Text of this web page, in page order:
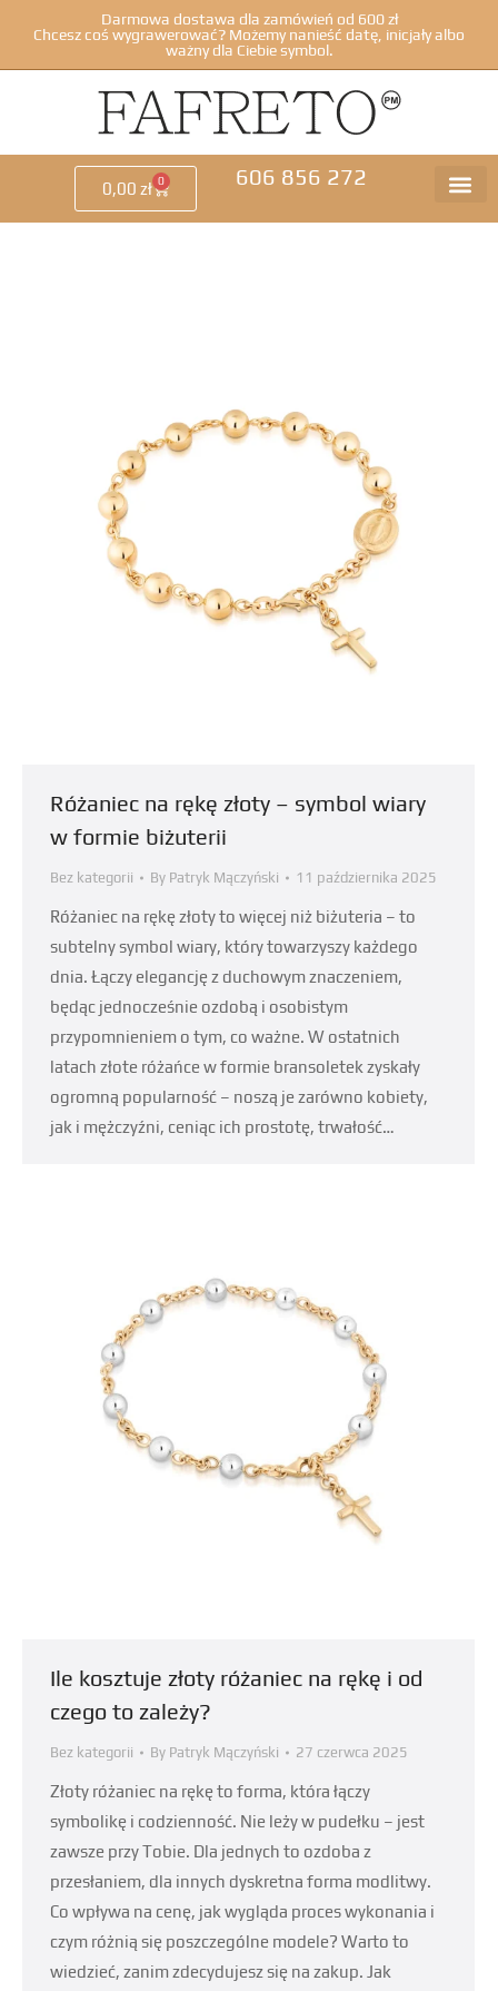
Darmowa dostawa dla zamówień od 600 zł
Chcesz coś wygrawerować? Możemy nanieść datę, inicjały albo
ważny dla Ciebie symbol.
0,00 zł 0 606 856 272
Różaniec na rękę złoty – symbol wiary
w formie biżuterii
Bez kategorii By Patryk Mączyński 11 października 2025
Różaniec na rękę złoty to więcej niż biżuteria – to
subtelny symbol wiary, który towarzyszy każdego
dnia. Łączy elegancję z duchowym znaczeniem,
będąc jednocześnie ozdobą i osobistym
przypomnieniem o tym, co ważne. W ostatnich
latach złote różańce w formie bransoletek zyskały
ogromną popularność – noszą je zarówno kobiety,
jak i mężczyźni, ceniąc ich prostotę, trwałość…
Ile kosztuje złoty różaniec na rękę i od
czego to zależy?
Bez kategorii By Patryk Mączyński 27 czerwca 2025
Złoty różaniec na rękę to forma, która łączy
symbolikę i codzienność. Nie leży w pudełku – jest
zawsze przy Tobie. Dla jednych to ozdoba z
przesłaniem, dla innych dyskretna forma modlitwy.
Co wpływa na cenę, jak wygląda proces wykonania i
czym różnią się poszczególne modele? Warto to
wiedzieć, zanim zdecydujesz się na zakup. Jak